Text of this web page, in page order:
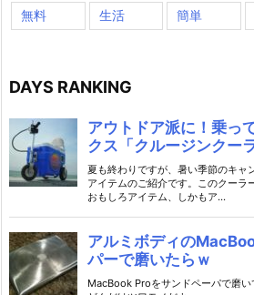
無料 生活 簡単
DAYS RANKING